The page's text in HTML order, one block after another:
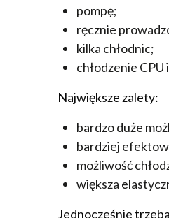
pompę;
ręcznie
kilka chłodnic;
chłodzenie CPU
Największe zalety:
bardzo duże
bardziej
możliwość
większa
Jednocześnie